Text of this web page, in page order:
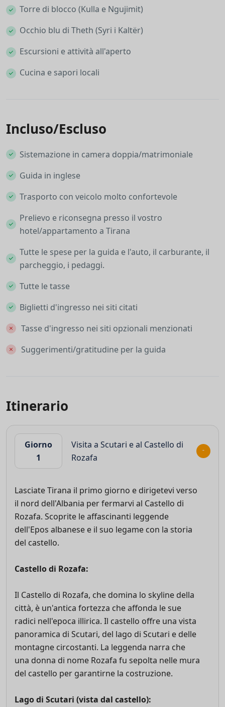
Torre di blocco (Kulla e Ngujimit)
Occhio blu di Theth (Syri i Kaltër)
Escursioni e attività all'aperto
Cucina e sapori locali
Incluso/Escluso
Sistemazione in camera doppia/matrimoniale
Guida in inglese
Trasporto con veicolo molto confortevole
Prelievo e riconsegna presso il vostro
hotel/appartamento a Tirana
Tutte le spese per la guida e l'auto, il carburante, il
parcheggio, i pedaggi.
Tutte le tasse
Biglietti d'ingresso nei siti citati
Tasse d'ingresso nei siti opzionali menzionati
Suggerimenti/gratitudine per la guida
Itinerario
Giorno
1
Visita a Scutari e al Castello di
Rozafa
Lasciate Tirana il primo giorno e dirigetevi verso
il nord dell'Albania per fermarvi al Castello di
Rozafa. Scoprite le affascinanti leggende
dell'Epos albanese e il suo legame con la storia
del castello.
Castello di Rozafa:
Il Castello di Rozafa, che domina lo skyline della
città, è un'antica fortezza che affonda le sue
radici nell'epoca illirica. Il castello offre una vista
panoramica di Scutari, del lago di Scutari e delle
montagne circostanti. La leggenda narra che
una donna di nome Rozafa fu sepolta nelle mura
del castello per garantirne la costruzione.
Lago di Scutari (vista dal castello):